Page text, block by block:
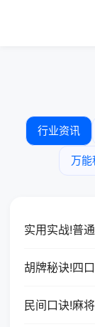
行业资讯
万
实用实战!普
胡牌秘诀!四
民间口诀!麻